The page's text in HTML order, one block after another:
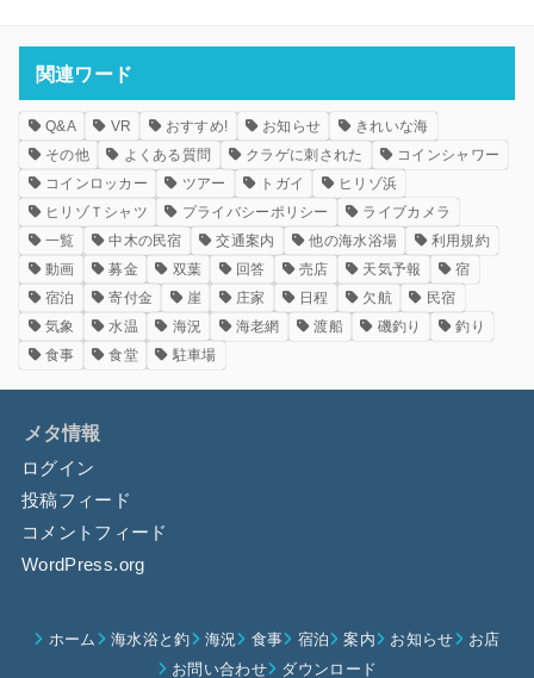
関連ワード
Q&A VR おすすめ! お知らせ
きれいな海
その他
よくある質問 クラゲに刺された
コインシャワー
コインロッカー
ツアー トガイ
ヒリゾ浜
ヒリゾＴシャツ
プライバシーポリシー
ライブカメラ
一覧
中木の民宿 交通案内 他の海水浴場
利用規約
動画
募金 双葉 回答 売店 天気予報
宿
宿泊
寄付金 崖 庄家 日程 欠航
民宿
気象
水温 海況 海老網 渡船 磯釣り
釣り
食事
食堂 駐車場
メタ情報
ログイン
投稿フィード
コメントフィード
WordPress.org
ホーム 海水浴と釣 海況 食事 宿泊 案内 お知らせ
お店
お問い合わせ
ダウンロード